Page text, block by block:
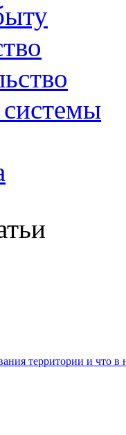
территории и что в